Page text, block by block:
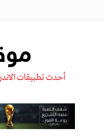
أحدث تطبيقات